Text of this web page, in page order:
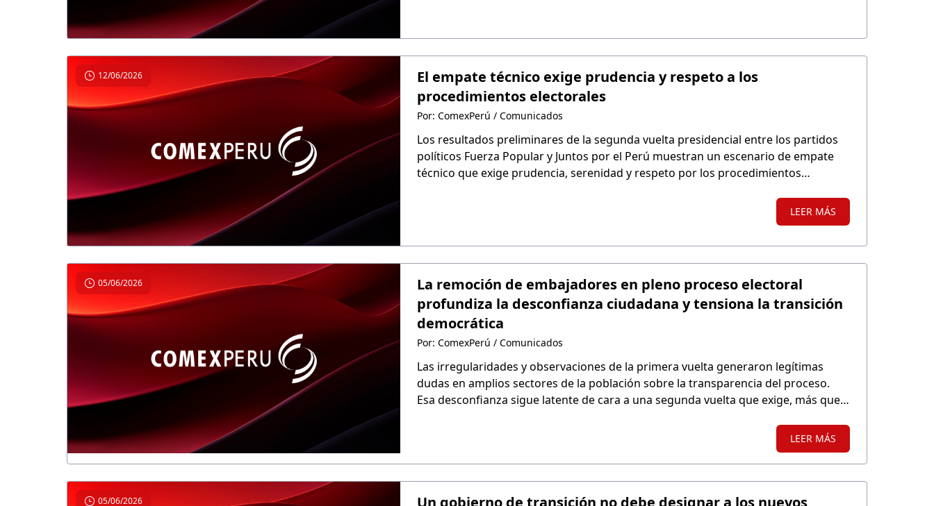
12/06/2026
El empate técnico exige prudencia y respeto a los
procedimientos electorales
Por: ComexPerú / Comunicados
Los resultados preliminares de la segunda vuelta presidencial entre los partidos
políticos Fuerza Popular y Juntos por el Perú muestran un escenario de empate
técnico que exige prudencia, serenidad y respeto por los procedimientos
LEER MÁS
05/06/2026
La remoción de embajadores en pleno proceso electoral
profundiza la desconfianza ciudadana y tensiona la transición
democrática
Por: ComexPerú / Comunicados
Las irregularidades y observaciones de la primera vuelta generaron legítimas
dudas en amplios sectores de la población sobre la transparencia del proceso.
Esa desconfianza sigue latente de cara a una segunda vuelta que exige, más que
LEER MÁS
05/06/2026
Un gobierno de transición no debe designar a los nuevos